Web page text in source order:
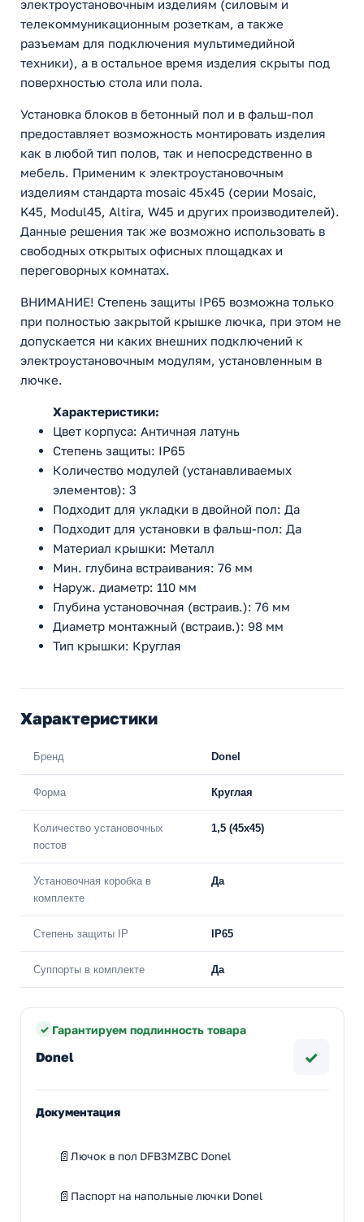
электроустановочным изделиям (силовым и
телекоммуникационным розеткам, а также
разъемам для подключения мультимедийной
техники), а в остальное время изделия скрыты под
поверхностью стола или пола.
Установка блоков в бетонный пол и в фальш-пол
предоставляет возможность монтировать изделия
как в любой тип полов, так и непосредственно в
мебель. Применим к электроустановочным
изделиям стандарта mosaic 45х45 (серии Mosaic,
K45, Modul45, Altira, W45 и других производителей).
Данные решения так же возможно использовать в
свободных открытых офисных площадках и
переговорных комнатах.
ВНИМАНИЕ! Степень защиты IP65 возможна только
при полностью закрытой крышке лючка, при этом не
допускается ни каких внешних подключений к
электроустановочным модулям, установленным в
лючке.
Характеристики:
Цвет корпуса: Античная латунь
Стeпень зaщиты: IP65
Количество модулей (устанавливаемых
элементов): 3
Подходит для укладки в двойной пол: Да
Подходит для установки в фальш-пол: Да
Материал крышки: Металл
Мин. глубина встраивания: 76 мм
Наруж. диаметр: 110 мм
Глубина установочная (встраив.): 76 мм
Диаметр монтажный (встраив.): 98 мм
Тип крышки: Круглая
Характеристики
Бренд Donel
Форма Круглая
Количество установочных
постов
1,5 (45х45)
Установочная коробка в
комплекте
Да
Степень защиты IP IP65
Суппорты в комплекте Да
Гарантируем подлинность товара
Donel ✓
Документация
Лючок в пол DFB3MZBC Donel
Паспорт на напольные лючки Donel